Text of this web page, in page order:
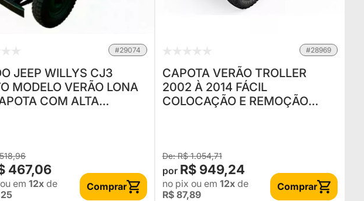
#29074
JEEP WILLYS CJ3
MODELO VERÃO LONA
COM ALTA
467,06
ou em12x de
Comprar
#28969
CAPOTA VERÃO TROLLER
2002 À 2014 FÁCIL
COLOCAÇÃO E REMOÇÃO
R$ 1.054,71
R$ 949,24
no pix ou em 12xde
R$ 87,89
Comprar